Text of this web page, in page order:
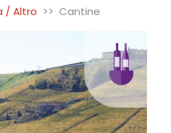
/ Altro >> Cantine